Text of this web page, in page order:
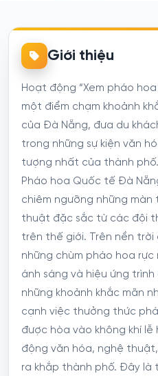
Giới thiệu
Hoạt động “Xem pháo
một điểm chạm khoảnh
của Đà Nẵng, đưa du
trong những sự kiện văn
tượng nhất của thành
Pháo hoa Quốc tế Đà
chiêm ngưỡng những
thuật đặc sắc từ các đội
trên thế giới. Trên nền trời
những chùm pháo hoa
ánh sáng và hiệu ứng
những khoảnh khắc mãn
cạnh việc thưởng thức
được hòa vào không khí
động văn hóa, nghệ
ra khắp thành phố. Đây là